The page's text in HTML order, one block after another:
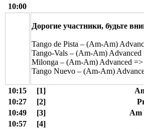
10:00
Дорогие участники, будьте
Tango de Pista – (Am-Am)
Tango-Vals – (Am-Am)
Milonga – (Am-Am) Advanced
Tango Nuevo – (Am-Am)
10:15 [1]
10:27
[2]
10:49
[3]
Am
10:57
[4]